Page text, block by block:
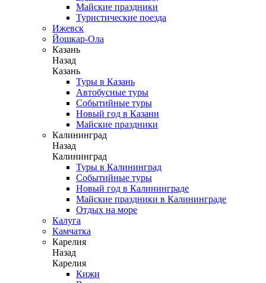
Майские праздники
Туристические поезда
Ижевск
Йошкар-Ола
Казань
Назад
Казань
Туры в Казань
Автобусные туры
Событийные туры
Новый год в Казани
Майские праздники
Калининград
Назад
Калининград
Туры в Калининград
Событийные туры
Новый год в Калининграде
Майские праздники в Калининграде
Отдых на море
Калуга
Камчатка
Карелия
Назад
Карелия
Кижи